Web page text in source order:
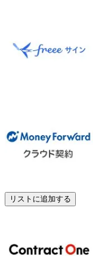
リストに追加する